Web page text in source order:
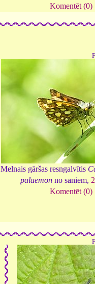
Komentēt (0)
Melnais gāršas resngalvītis
palaemon no sāniem,
Komentēt (0)